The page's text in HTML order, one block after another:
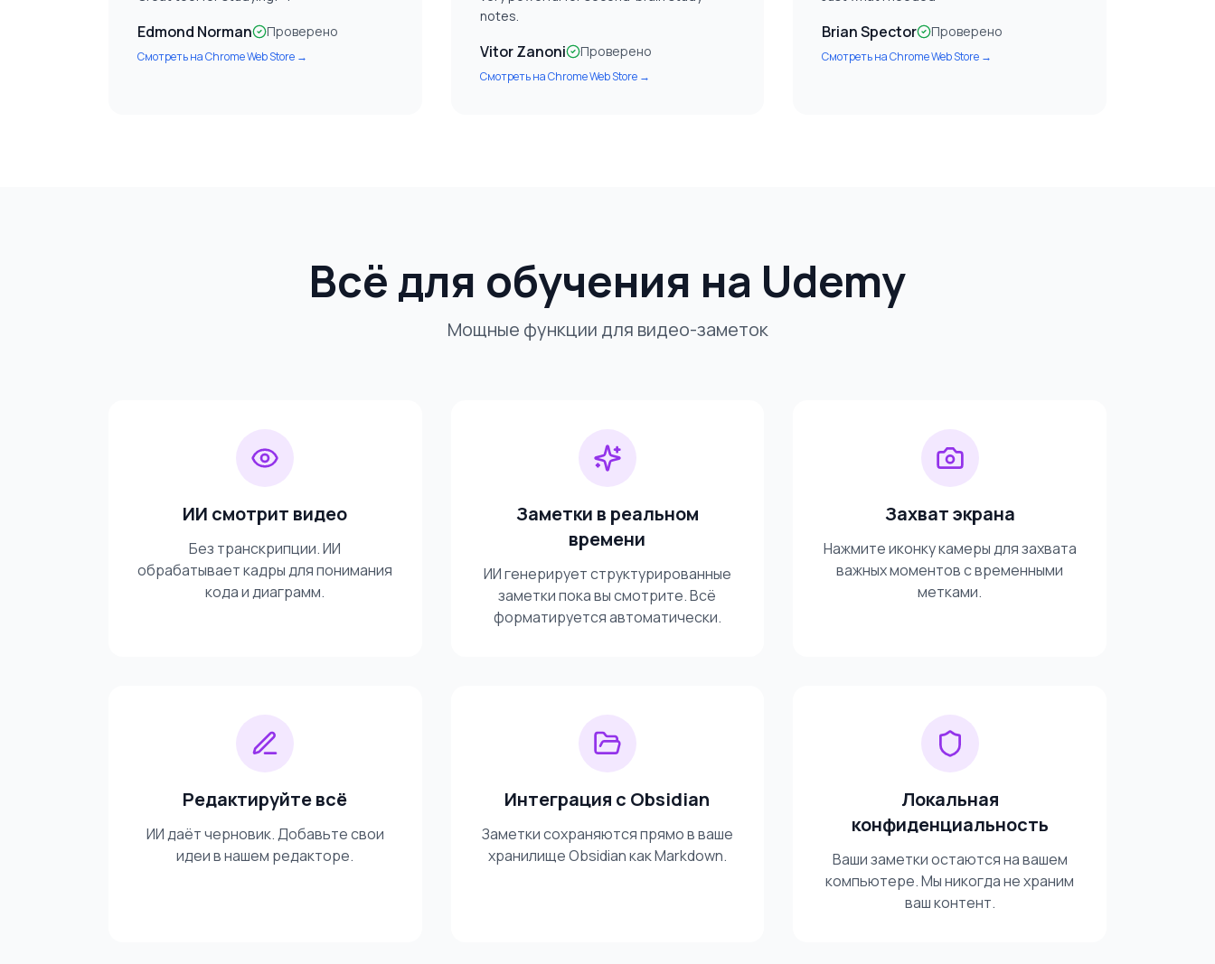
Edmond Norman Проверено
Смотреть наChrome Web Store →
notes.
Vitor Zanoni Проверено
Смотреть наChrome Web Store→
Brian Spector Проверено
Смотреть наChrome Web Store →
Всё для обучения на Udemy
Мощные функции для видео-заметок
ИИ смотрит видео
Без транскрипции. ИИ
обрабатывает кадры для понимания
кода и диаграмм.
Заметки в реальном
времени
ИИ генерирует структурированные
заметки пока вы смотрите. Всё
форматируется автоматически.
Захват экрана
Нажмите иконку камеры для захвата
важных моментов с временными
метками.
Редактируйте всё
ИИ даёт черновик. Добавьте свои
идеи в нашем редакторе.
Интеграция с Obsidian
Заметки сохраняются прямо в ваше
хранилище Obsidian как Markdown.
Локальная
конфиденциальность
Ваши заметки остаются на вашем
компьютере. Мы никогда не храним
ваш контент.